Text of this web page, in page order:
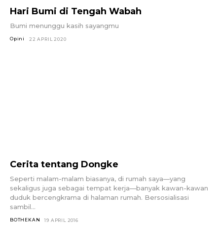
Hari Bumi di Tengah Wabah
Bumi menunggu kasih sayangmu
Opini 22 APRIL 2020
Cerita tentang Dongke
Seperti malam-malam biasanya, di rumah saya—yang
sekaligus juga sebagai tempat kerja—banyak kawan-kawan
duduk bercengkrama di halaman rumah. Bersosialisasi
sambil...
BOTHEKAN 19 APRIL 2016